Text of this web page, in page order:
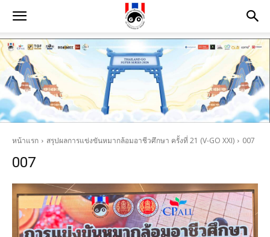
หน้าแรก สรุปผลการแข่งขันหมากล้อมอาชีวศึกษา ครั้งที่ 21 (V-GO XXI) 007
007